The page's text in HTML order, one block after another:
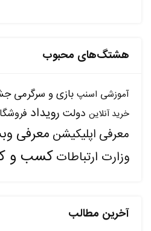
هشتگ‌های محبوب
آموزشی اسنپ بازی و سرگرمی
خرید آنلاین دولت رویداد
معرفی اپلیکیشن معرفی
وزارت ارتباطاتکسب و
آخرین مطالب